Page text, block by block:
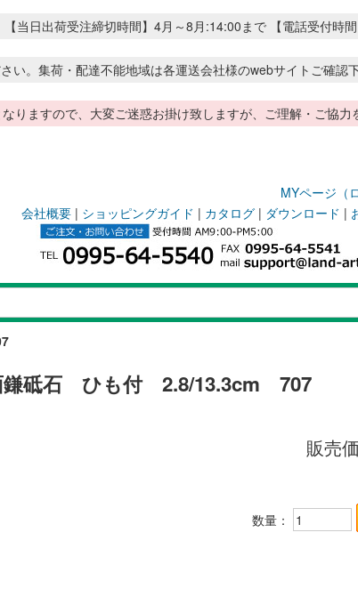
【当日出荷受注締切時間】4月～8月:14:00まで 【電話受付時
。集荷・配達不能地域は各運送会社様のwebサイトご確認下
ますので、大変ご迷惑お掛け致しますが、ご理解・ご協力
MYページ（
会社概要 | ショッピングガイド | カタログ | ダウンロード |
鎌砥石 ひも付 2.8/13.3cm 707
販売
数量：